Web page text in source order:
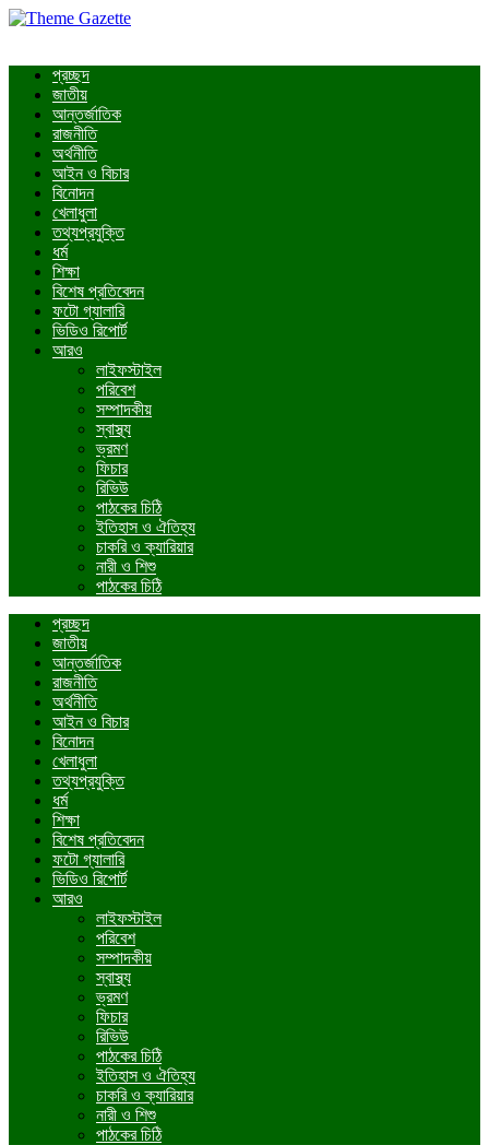
প্রচ্ছদ
জাতীয়
আন্তর্জাতিক
রাজনীতি
অর্থনীতি
আইন ও বিচার
বিনোদন
খেলাধুলা
তথ্যপ্রযুক্তি
ধর্ম
শিক্ষা
বিশেষ প্রতিবেদন
ফটো গ্যালারি
ভিডিও রিপোর্ট
আরও
লাইফস্টাইল
পরিবেশ
সম্পাদকীয়
স্বাস্থ্য
ভ্রমণ
ফিচার
রিভিউ
পাঠকের চিঠি
ইতিহাস ও ঐতিহ্য
চাকরি ও ক্যারিয়ার
নারী ও শিশু
পাঠকের চিঠি
প্রচ্ছদ
জাতীয়
আন্তর্জাতিক
রাজনীতি
অর্থনীতি
আইন ও বিচার
বিনোদন
খেলাধুলা
তথ্যপ্রযুক্তি
ধর্ম
শিক্ষা
বিশেষ প্রতিবেদন
ফটো গ্যালারি
ভিডিও রিপোর্ট
আরও
লাইফস্টাইল
পরিবেশ
সম্পাদকীয়
স্বাস্থ্য
ভ্রমণ
ফিচার
রিভিউ
পাঠকের চিঠি
ইতিহাস ও ঐতিহ্য
চাকরি ও ক্যারিয়ার
নারী ও শিশু
পাঠকের চিঠি